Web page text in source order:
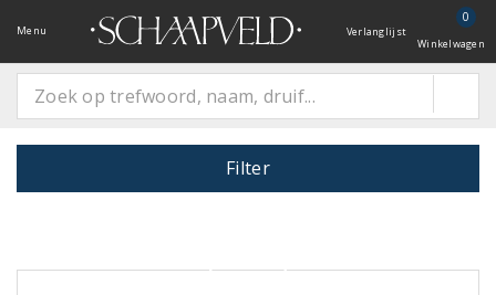
Menu Verlanglijst
0
Winkelwagen
Filter